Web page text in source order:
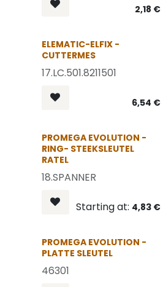
2,18 €
ELEMATIC-ELFIX -
CUTTERMES
17.LC.501.8211501
6,54 €
PROMEGA EVOLUTION -
RING- STEEKSLEUTEL
RATEL
18.SPANNER
Starting at: 4,83 €
OP = OP
PROMEGA EVOLUTION -
PLATTE SLEUTEL
46301